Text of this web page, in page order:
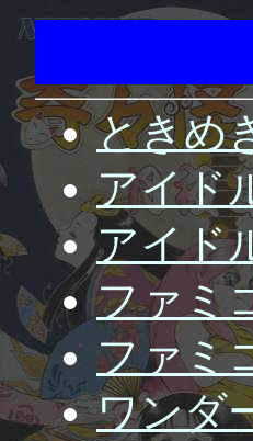
ときめ
アイド
アイド
ファミ
ファミ
ワンダ